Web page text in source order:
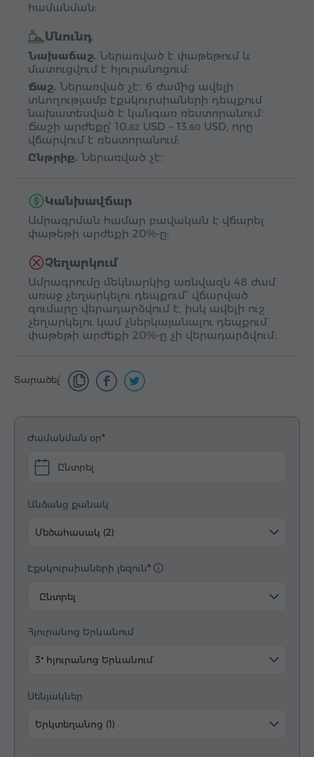
համանման:
Սնունդ
Նախաճաշ. Ներառված է փաթեթում և
մատուցվում է հյուրանոցում:
Ճաշ. Ներառված չէ։ 6 ժամից ավելի
տևողությամբ էքսկուրսիաների դեպքում
նախատեսված է կանգառ ռեստորանում։
Ճաշի արժեքը՝ 10.82 USD – 13.60 USD, որը
վճարվում է ռեստորանում:
Ընթրիք. Ներառված չէ։
Կանխավճար
Ամրագրման համար բավական է վճարել
փաթեթի արժեքի 20%-ը:
Չեղարկում
Ամրագրումը մեկնարկից առնվազն 48 ժամ
առաջ չեղարկելու դեպքում՝ վճարված
գումարը վերադարձվում է, իսկ ավելի ուշ
չեղարկելու կամ չներկայանալու դեպքում`
փաթեթի արժեքի 20%-ը չի վերադարձվում:
Տարածել՝
Ժամանման օր
Ընտրել
Անձանց քանակ
Մեծահասակ (2)
Էքսկուրսիաների լեզուն
Ընտրել
Հյուրանոց Երևանում
3* հյուրանոց Երևանում
Սենյակներ
Երկտեղանոց (1)